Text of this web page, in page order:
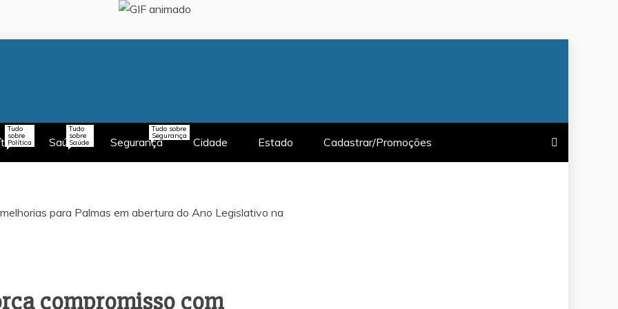
Tudo
sobre
Política Saúde
Tudo
sobre
Saúde Segurança
Tudo sobre
Segurança Cidade Estado Cadastrar/Promoções
compromisso com